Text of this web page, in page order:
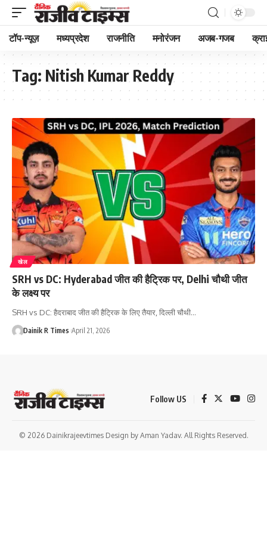
टॉप-न्यूज़ मध्यप्रदेश राजनीति मनोरंजन अजब-गजब
Tag: Nitish Kumar Reddy
खेल
SRH vs DC: Hyderabad जीत की हैट्रिक पर, Delhi चौथी जीत
के लक्ष्य पर
SRH vs DC: हैदराबाद जीत की हैट्रिक के लिए तैयार, दिल्ली चौथी…
Dainik R Times April 21, 2026
Follow US
© 2026 Dainikrajeevtimes Design by Aman Yadav. All Rights Reserved.